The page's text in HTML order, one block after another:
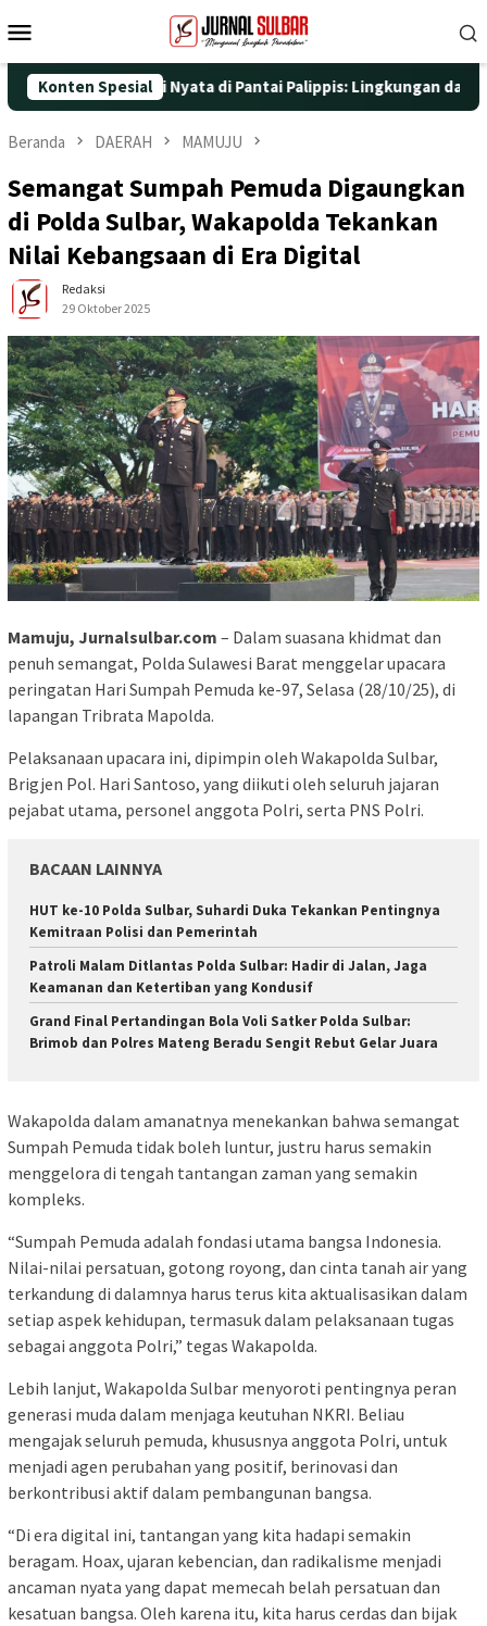
ke
Mobile
Konten Spesial
dengan Aksi Nyata di Pantai Palippis: Lingkungan dan
Beranda DAERAH MAMUJU
Semangat Sumpah Pemuda Digaungkan
di Polda Sulbar, Wakapolda Tekankan
Nilai Kebangsaan di Era Digital
Redaksi
29 Oktober 2025
Mamuju, Jurnalsulbar.com – Dalam suasana khidmat dan
penuh semangat, Polda Sulawesi Barat menggelar upacara
peringatan Hari Sumpah Pemuda ke-97, Selasa (28/10/25), di
lapangan Tribrata Mapolda.
Pelaksanaan upacara ini, dipimpin oleh Wakapolda Sulbar,
Brigjen Pol. Hari Santoso, yang diikuti oleh seluruh jajaran
pejabat utama, personel anggota Polri, serta PNS Polri.
BACAAN LAINNYA
HUT ke-10 Polda Sulbar, Suhardi Duka Tekankan Pentingnya
Kemitraan Polisi dan Pemerintah
Patroli Malam Ditlantas Polda Sulbar: Hadir di Jalan, Jaga
Keamanan dan Ketertiban yang Kondusif
Grand Final Pertandingan Bola Voli Satker Polda Sulbar:
Brimob dan Polres Mateng Beradu Sengit Rebut Gelar Juara
Wakapolda dalam amanatnya menekankan bahwa semangat
Sumpah Pemuda tidak boleh luntur, justru harus semakin
menggelora di tengah tantangan zaman yang semakin
kompleks.
“Sumpah Pemuda adalah fondasi utama bangsa Indonesia.
Nilai-nilai persatuan, gotong royong, dan cinta tanah air yang
terkandung di dalamnya harus terus kita aktualisasikan dalam
setiap aspek kehidupan, termasuk dalam pelaksanaan tugas
sebagai anggota Polri,” tegas Wakapolda.
Lebih lanjut, Wakapolda Sulbar menyoroti pentingnya peran
generasi muda dalam menjaga keutuhan NKRI. Beliau
mengajak seluruh pemuda, khususnya anggota Polri, untuk
menjadi agen perubahan yang positif, berinovasi dan
berkontribusi aktif dalam pembangunan bangsa.
“Di era digital ini, tantangan yang kita hadapi semakin
beragam. Hoax, ujaran kebencian, dan radikalisme menjadi
ancaman nyata yang dapat memecah belah persatuan dan
kesatuan bangsa. Oleh karena itu, kita harus cerdas dan bijak